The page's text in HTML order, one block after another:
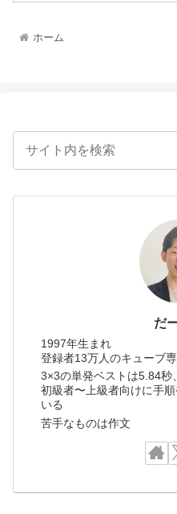
ホーム
だ
1997年生まれ
登録者13万人のキューブ
3×3の単発ベストは5.84秒
初級者〜上級者向けに手
いる
苦手なものは作文